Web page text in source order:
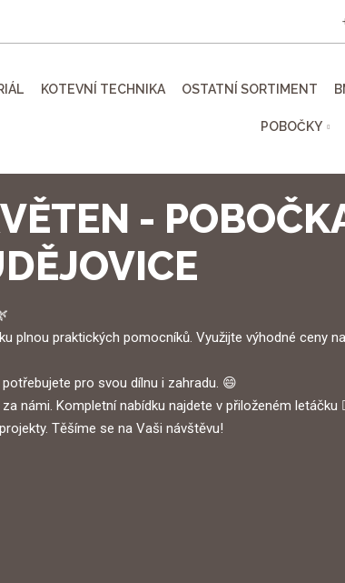
KOTEVNÍ TECHNIKA OSTATNÍ SORTIMENT
POBOČKY
-
plnou praktických pomocníků. Využijte výhodné ceny
pro svou dílnu i zahradu. 😄
námi. Kompletní nabídku najdete v přiloženém letáčku
Těšíme se na Vaši návštěvu!